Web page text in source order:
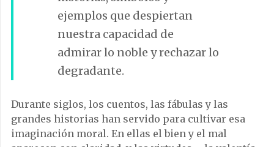
ejemplos que despiertan
nuestra capacidad de
admirar lo noble y rechazar lo
degradante.
Durante siglos, los cuentos, las fábulas y las
grandes historias han servido para cultivar esa
imaginación moral. En ellas el bien y el mal